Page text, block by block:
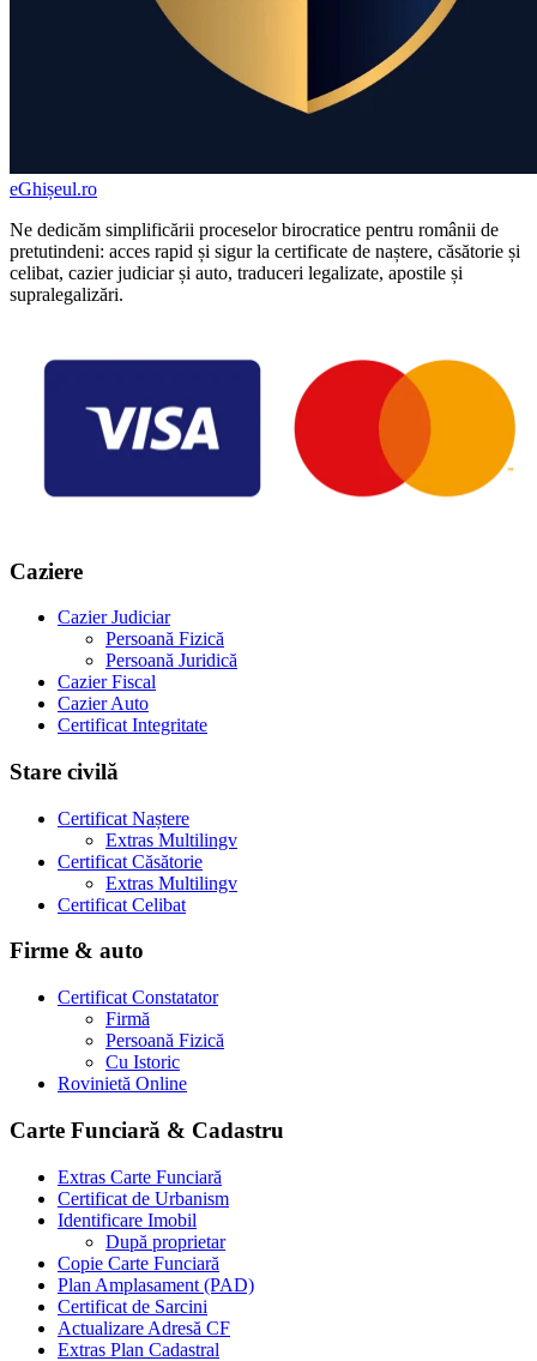
eGhișeul.ro
Ne dedicăm simplificării proceselor birocratice pentru românii de
pretutindeni: acces rapid și sigur la certificate de naștere, căsătorie și
celibat, cazier judiciar și auto, traduceri legalizate, apostile și
supralegalizări.
Caziere
Cazier Judiciar
Persoană Fizică
Persoană Juridică
Cazier Fiscal
Cazier Auto
Certificat Integritate
Stare civilă
Certificat Naștere
Extras Multilingv
Certificat Căsătorie
Extras Multilingv
Certificat Celibat
Firme & auto
Certificat Constatator
Firmă
Persoană Fizică
Cu Istoric
Rovinietă Online
Carte Funciară & Cadastru
Extras Carte Funciară
Certificat de Urbanism
Identificare Imobil
După proprietar
Copie Carte Funciară
Plan Amplasament (PAD)
Certificat de Sarcini
Actualizare Adresă CF
Extras Plan Cadastral